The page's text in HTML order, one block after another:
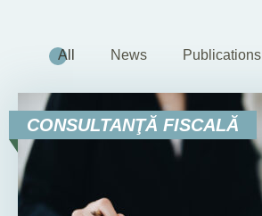
All News Publications
CONSULTANŢĂ FISCALĂ